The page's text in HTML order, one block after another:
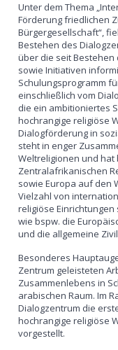
Unter dem Thema
Förderung friedlichen
Bürgergesellschaft“,
Bestehen des
über die seit
sowie Initiativen
Schulungsprogramm
einschließlich vom
die ein ambitioniertes
hochrangige religiöse
Dialogförderung in
steht in enger
Weltreligionen und hat
Zentralafrikanischen
sowie Europa auf den
Vielzahl von
religiöse
wie bspw. die
und die allgemeine
Besonderes
Zentrum geleisteten
Zusammenlebens in
arabischen Raum. Im
Dialogzentrum die
hochrangige religiöse
vorgestellt.